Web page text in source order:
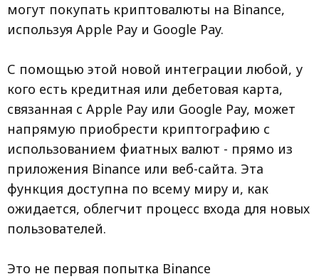
могут покупать криптовалюты на Binance,
используя Apple Pay и Google Pay.
С помощью этой новой интеграции любой, у
кого есть кредитная или дебетовая карта,
связанная с Apple Pay или Google Pay, может
напрямую приобрести криптографию с
использованием фиатных валют - прямо из
приложения Binance или веб-сайта. Эта
функция доступна по всему миру и, как
ожидается, облегчит процесс входа для новых
пользователей.
Это не первая попытка Binance